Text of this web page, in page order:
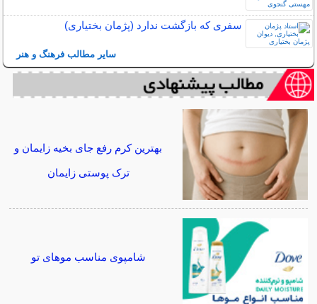
سفری که بازگشت ندارد (پژمان بختیاری)
سایر مطالب فرهنگ و هنر
بهترین کرم رفع جای بخیه زایمان و
ترک پوستی زایمان
شامپوی مناسب موهای تو